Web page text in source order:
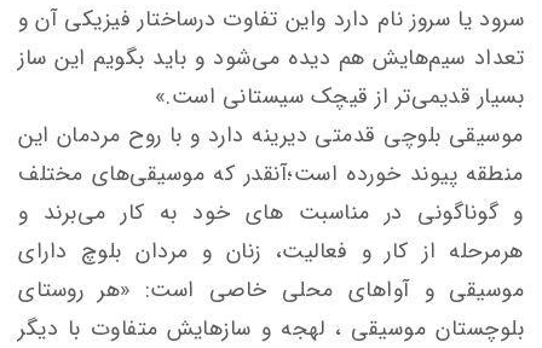
سرود یا سروز نام دارد واین تفاوت درساختار فیزیکی آن و
تعداد سیم‌هایش هم دیده می‌شود و باید بگویم این ساز
بسیار قدیمی‌تر از قیچک سیستانی است.»
موسیقی بلوچی قدمتی دیرینه دارد و با روح مردمان این
منطقه پیوند خورده است؛آنقدر که موسیقی‌های مختلف
و گوناگونی در مناسبت های خود به کار می‌برند و
هرمرحله از کار و فعالیت، زنان و مردان بلوچ دارای
موسیقی و آواهای محلی خاصی است: «هر روستای
بلوچستان موسیقی ، لهجه و سازهایش متفاوت با دیگر